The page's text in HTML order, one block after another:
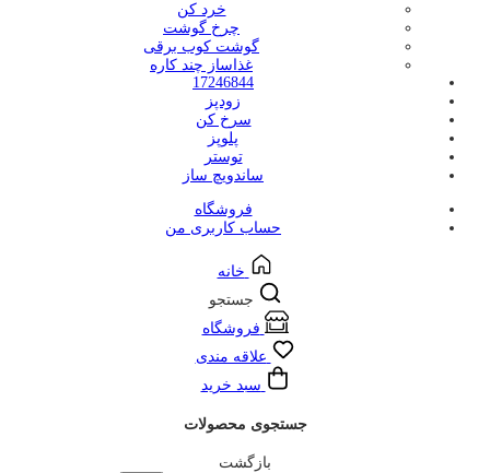
خرد کن
چرخ گوشت
گوشت کوب برقی
غذاساز چند کاره
17246844
زودپز
سرخ کن
پلوپز
توستر
ساندویچ ساز
فروشگاه
حساب کاربری من
خانه
جستجو
فروشگاه
علاقه مندی
سبد خرید
جستجوی محصولات
بازگشت